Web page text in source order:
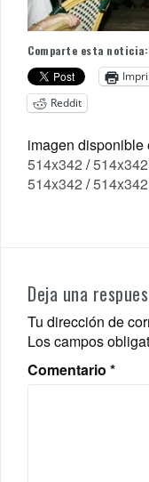
Comparte esta noticia:
Reddit
imagen disponible
514x342 /514x342
514x342 /514x342
Deja una
Tu dirección de
Los campos
Comentario *